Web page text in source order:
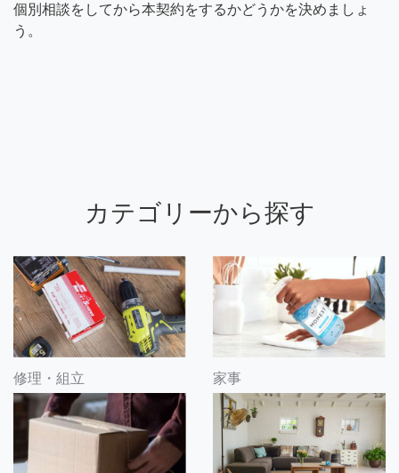
個別相談をしてから本契約をするかどうかを決めましょ
う。
カテゴリーから探す
修理・組立 家事